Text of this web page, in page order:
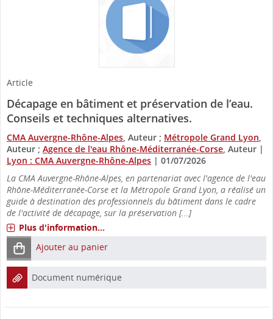
Article
Décapage en bâtiment et préservation de l’eau.
Conseils et techniques alternatives.
CMA Auvergne-Rhône-Alpes , Auteur ; Métropole Grand Lyon
Auteur ; Agence de l'eau Rhône-Méditerranée-Corse , Auteur |
Lyon : CMA Auvergne-Rhône-Alpes | 01/07/2026
La CMA Auvergne-Rhône-Alpes, en partenariat avec l'agence de l'eau
Rhône-Méditerranée-Corse et la Métropole Grand Lyon, a réalisé un
guide à destination des professionnels du bâtiment dans le cadre
de l'activité de décapage, sur la préservation [...]
Plus d'information...
Ajouter au panier
Document numérique